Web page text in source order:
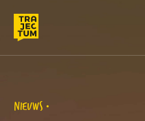
content
NIEUWS